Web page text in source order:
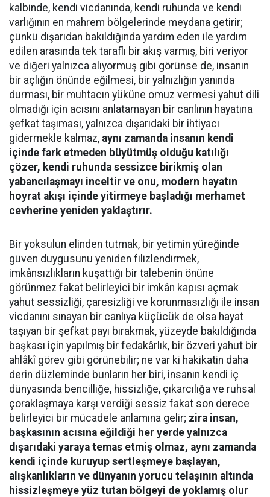
kalbinde, kendi vicdanında, kendi ruhunda ve kendi
varlığının en mahrem bölgelerinde meydana getirir;
çünkü dışarıdan bakıldığında yardım eden ile yardım
edilen arasında tek taraflı bir akış varmış, biri veriyor
ve diğeri yalnızca alıyormuş gibi görünse de, insanın
bir açlığın önünde eğilmesi, bir yalnızlığın yanında
durması, bir muhtacın yüküne omuz vermesi yahut dili
olmadığı için acısını anlatamayan bir canlının hayatına
şefkat taşıması, yalnızca dışarıdaki bir ihtiyacı
gidermekle kalmaz, aynı zamanda insanın kendi
içinde fark etmeden büyütmüş olduğu katılığı
çözer, kendi ruhunda sessizce birikmiş olan
yabancılaşmayı inceltir ve onu, modern hayatın
hoyrat akışı içinde yitirmeye başladığı merhamet
cevherine yeniden yaklaştırır.
Bir yoksulun elinden tutmak, bir yetimin yüreğinde
güven duygusunu yeniden filizlendirmek,
imkânsızlıkların kuşattığı bir talebenin önüne
görünmez fakat belirleyici bir imkân kapısı açmak
yahut sessizliği, çaresizliği ve korunmasızlığı ile insan
vicdanını sınayan bir canlıya küçücük de olsa hayat
taşıyan bir şefkat payı bırakmak, yüzeyde bakıldığında
başkası için yapılmış bir fedakârlık, bir özveri yahut bir
ahlâkî görev gibi görünebilir; ne var ki hakikatin daha
derin düzleminde bunların her biri, insanın kendi iç
dünyasında bencilliğe, hissizliğe, çıkarcılığa ve ruhsal
çoraklaşmaya karşı verdiği sessiz fakat son derece
belirleyici bir mücadele anlamına gelir; zira insan,
başkasının acısına eğildiği her yerde yalnızca
dışarıdaki yaraya temas etmiş olmaz, aynı zamanda
kendi içinde kuruyup sertleşmeye başlayan,
alışkanlıkların ve dünyanın yorucu telaşının altında
hissizleşmeye yüz tutan bölgeyi de yoklamış olur